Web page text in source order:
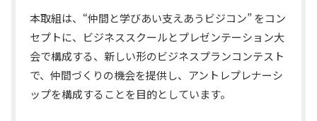
本取組は、“仲間と学びあい支えあうビジコン” をコン
セプトに、ビジネススクールとプレゼンテーション大
会で構成する、新しい形のビジネスプランコンテスト
で、仲間づくりの機会を提供し、アントレプレナーシ
ップを構成することを目的としています。